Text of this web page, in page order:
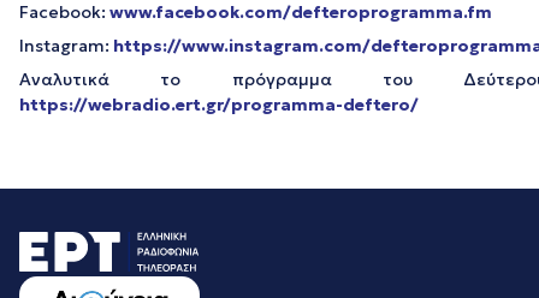
Facebook: www.facebook.com/defteroprogramma.fm
Instagram: https://www.instagram.com/
Αναλυτικά το πρόγραμμα του
https://webradio.ert.gr/programma-deftero/